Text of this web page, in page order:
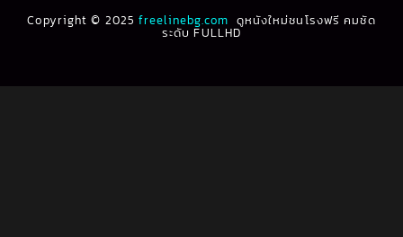
1991
1990
Copyright © 2025freelinebg.com ดูหนังใหม่ชนโรงฟรี คมชัด
ระดับ FULLHD